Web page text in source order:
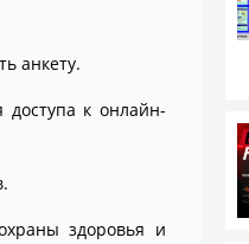
анкету.
к онлайн-
здоровья и